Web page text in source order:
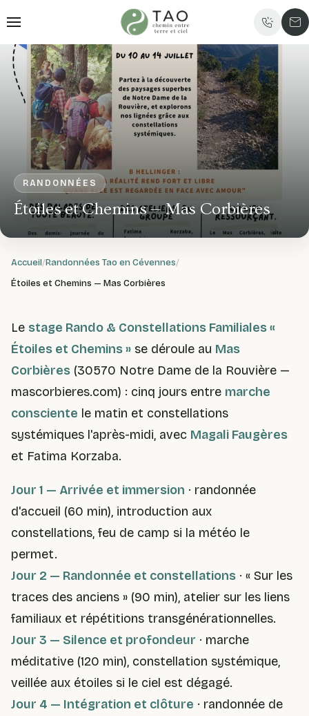
RANDONNÉES
Étoiles et Chemins — Mas Corbières
Accueil Randonnées Tao en Cévennes
Étoiles et Chemins — Mas Corbières
Le stage Rando & Constellations Familiales «
Étoiles et Chemins » se déroule au Mas
Corbières (30570 Notre Dame de la Rouvière —
mascorbieres.com) : cinq jours entre marche
consciente le matin et constellations
systémiques l'après-midi, avec Magali Faugères
et Fatima Korzaba.
Jour 1 — Arrivée et immersion · randonnée
d'accueil (60 min), introduction aux
constellations, feu de camp si la météo le
permet.
Jour 2 — Randonnée et constellations · « Sur les
traces des anciens » (90 min), atelier sur les liens
familiaux et répétitions transgénérationnelles.
Jour 3 — Silence et profondeur · marche
méditative (120 min), constellation systémique,
veillée aux étoiles si le ciel est dégagé.
Jour 4 — Intégration et clôture · randonnée de